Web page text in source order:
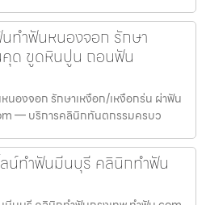
ทำฟันหนองจอก รักษา
คุด ขูดหินปูน ถอนฟัน
องจอก รักษาเหงือก/เหงือกร่น ผ่าฟัน
— บริการคลินิกทันตกรรมครบว
น์ทำฟันมีนบุรี คลินิกทำฟัน